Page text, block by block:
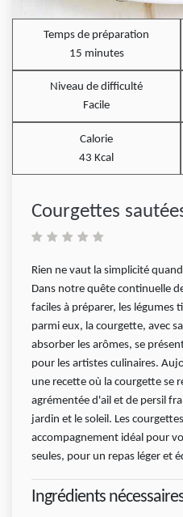
Temps de préparation
15 minutes
Niveau de difficulté
Facile
Calorie
43 Kcal
Courgettes
Rien ne vaut la simplicité
Dans notre quête continuelle
faciles à préparer, les légumes
parmi eux, la courgette, avec
absorber les arômes, se
pour les artistes culinaires.
une recette où la courgette se
agrémentée d'ail et de persil
jardin et le soleil. Les
accompagnement idéal pour
seules, pour un repas léger et
Ingrédients